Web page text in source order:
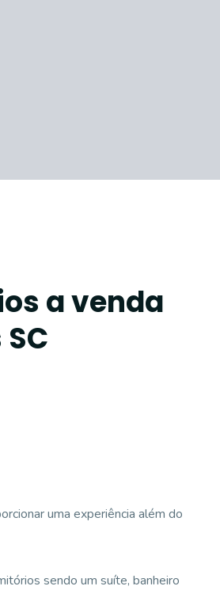
a venda
uma experiência além do
sendo um suíte, banheiro